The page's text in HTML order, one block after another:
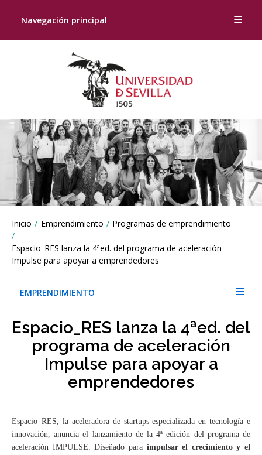
Navegación principal
Breadcrumbs
You
are
here:
Inicio Emprendimiento Programas de emprendimiento
Espacio_RES lanza la 4ªed. del programa de aceleración
Impulse para apoyar a emprendedores
EMPRENDIMIENTO
Espacio_RES lanza la 4ªed. del
programa de aceleración
Impulse para apoyar a
emprendedores
Espacio_RES, la aceleradora de startups especializada en tecnología e
innovación, anuncia el lanzamiento de la 4ª edición del programa de
aceleración IMPULSE. Diseñado para impulsar el crecimiento y el